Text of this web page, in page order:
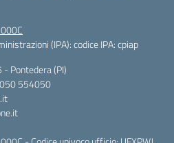
(IPA): codice IPA: cpiap
Pontedera (PI)
554050